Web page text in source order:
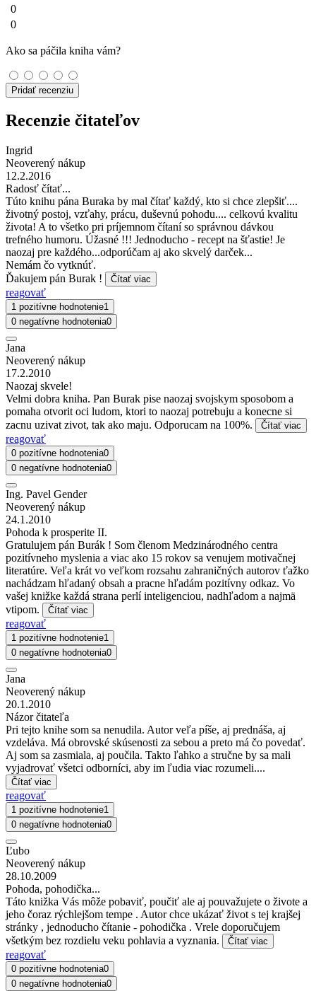
0
0
Ako sa páčila kniha vám?
Pridať recenziu
Recenzie čitateľov
Ingrid
Neoverený nákup
12.2.2016
Radosť čítať...
Túto knihu pána Buraka by mal čítať každý, kto si chce zlepšiť....
životný postoj, vzťahy, prácu, duševnú pohodu.... celkovú kvalitu
života! A to všetko pri príjemnom čítaní so správnou dávkou
trefného humoru. Úžasné !!! Jednoducho - recept na šťastie! Je
naozaj pre každého...odporúčam aj ako skvelý darček...
Nemám čo vytknúť.
Ďakujem pán Burak !
Čítať viac
reagovať
1 pozitívne hodnotenie1
0 negatívne hodnotenia0
Jana
Neoverený nákup
17.2.2010
Naozaj skvele!
Velmi dobra kniha. Pan Burak pise naozaj svojskym sposobom a
pomaha otvorit oci ludom, ktori to naozaj potrebuju a konecne si
zacnu uzivat zivot, tak ako maju. Odporucam na 100%.
Čítať viac
reagovať
0 pozitívne hodnotenia0
0 negatívne hodnotenia0
Ing. Pavel Gender
Neoverený nákup
24.1.2010
Pohoda k prosperite II.
Gratulujem pán Burák ! Som členom Medzinárodného centra
pozitívneho myslenia a viac ako 15 rokov sa venujem motivačnej
literatúre. Veľa krát vo veľkom rozsahu zahraničných autorov ťažko
nachádzam hľadaný obsah a pracne hľadám pozitívny odkaz. Vo
vašej knižke každá strana perlí inteligenciou, nadhľadom a najmä
vtipom.
Čítať viac
reagovať
1 pozitívne hodnotenie1
0 negatívne hodnotenia0
Jana
Neoverený nákup
20.1.2010
Názor čitateľa
Pri tejto knihe som sa nenudila. Autor veľa píše, aj prednáša, aj
vzdeláva. Má obrovské skúsenosti za sebou a preto má čo povedať.
Aj som sa zasmiala, aj poučila. Takto ľahko a stručne by sa mali
vyjadrovať všetci odborníci, aby im ľudia viac rozumeli....
Čítať viac
reagovať
1 pozitívne hodnotenie1
0 negatívne hodnotenia0
Ľubo
Neoverený nákup
28.10.2009
Pohoda, pohodička...
Táto knižka Vás môže pobaviť, poučiť ale aj pouvažujete o živote a
jeho čoraz rýchlejšom tempe . Autor chce ukázať život s tej krajšej
stránky , jednoducho čítanie - pohodička . Vrele doporučujem
všetkým bez rozdielu veku pohlavia a vyznania.
Čítať viac
reagovať
0 pozitívne hodnotenia0
0 negatívne hodnotenia0